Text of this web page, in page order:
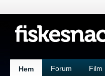
Hem Forum Film